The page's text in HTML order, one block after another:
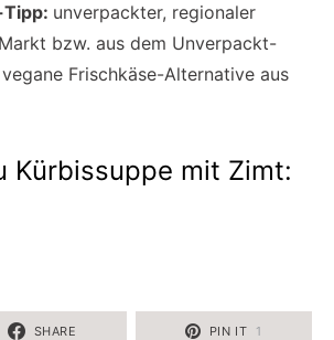
unverpackter, regionaler
bzw. aus dem Unverpackt-
Frischkäse-Alternative aus
Kürbissuppe mit Zimt:
SHARE PIN IT 1